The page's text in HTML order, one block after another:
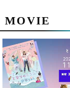
MOVIE